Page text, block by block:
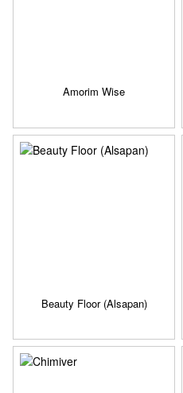
Amorim Wise
Beauty Floor (Alsapan)